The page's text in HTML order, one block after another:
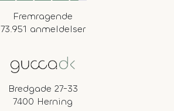
Fremragende
73.951 anmeldelser
Bredgade 27-33
7400 Herning